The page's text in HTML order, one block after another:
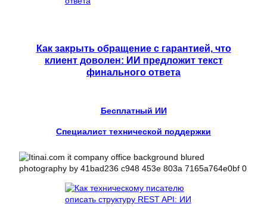
Как закрыть обращение с гарантией, что
клиент доволен: ИИ предложит текст
финального ответа
Бесплатный ИИ
Специалист технической поддержки